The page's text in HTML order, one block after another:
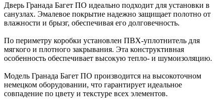
Дверь Гранада Багет ПО идеально подходит для установки в
санузлах. Эмалевое покрытие надежно защищает полотно от
влажности и брызг, обеспечивая его долговечность.
По периметру коробки установлен ПВХ-уплотнитель для
мягкого и плотного закрывания. Эта конструктивная
особенность обеспечивает высокую тепло- и шумоизоляцию.
Модель Гранада Багет ПО производится на высокоточном
немецком оборудовании, что гарантирует идеальное
совпадение по цвету и текстуре всех элементов.